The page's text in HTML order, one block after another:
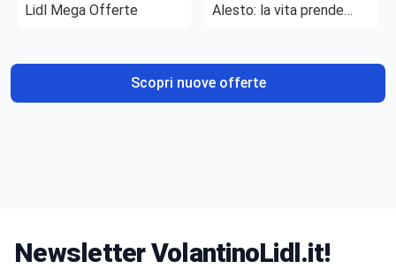
Lidl Mega Offerte
Alesto: la vita prende
Scopri nuove offerte
Newsletter VolantinoLidl.it!